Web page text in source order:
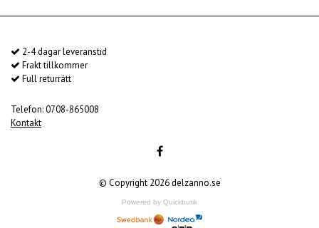
2-4 dagar leveranstid
Frakt tillkommer
Full returrätt
Telefon: 0708-865008
Kontakt
© Copyright 2026 delzanno.se
Powered by Quickbutik